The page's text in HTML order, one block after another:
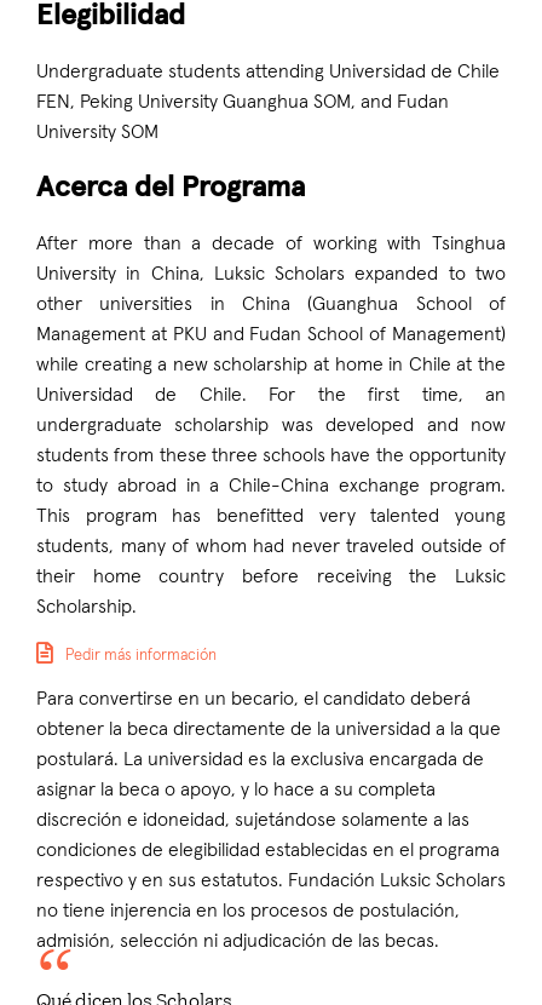
Elegibilidad
Undergraduate students attending Universidad de Chile
FEN, Peking University Guanghua SOM, and Fudan
University SOM
Acerca del Programa
After more than a decade of working with Tsinghua
University in China, Luksic Scholars expanded to two
other universities in China (Guanghua School of
Management at PKU and Fudan School of Management)
while creating a new scholarship at home in Chile at the
Universidad de Chile. For the first time, an
undergraduate scholarship was developed and now
students from these three schools have the opportunity
to study abroad in a Chile-China exchange program.
This program has benefitted very talented young
students, many of whom had never traveled outside of
their home country before receiving the Luksic
Scholarship.
Pedir más información
Para convertirse en un becario, el candidato deberá
obtener la beca directamente de la universidad a la que
postulará. La universidad es la exclusiva encargada de
asignar la beca o apoyo, y lo hace a su completa
discreción e idoneidad, sujetándose solamente a las
condiciones de elegibilidad establecidas en el programa
respectivo y en sus estatutos. Fundación Luksic Scholars
no tiene injerencia en los procesos de postulación,
admisión, selección ni adjudicación de las becas.
Qué dicen los Scholars